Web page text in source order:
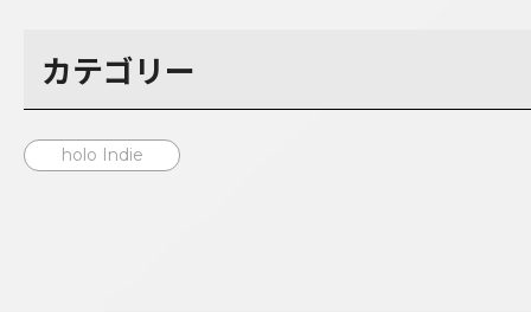
カテゴリー
holo Indie